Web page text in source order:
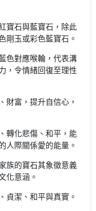
寶石與藍寶石，除此
剛玉或彩色藍寶石。
色對應喉輪，代表溝
，令情緒回復至理性
財富，提升自信心，
轉化悲傷、和平，能
人際關係愛的能量。
族的寶石其象徵意義
化意涵。
貞潔、和平與真實。